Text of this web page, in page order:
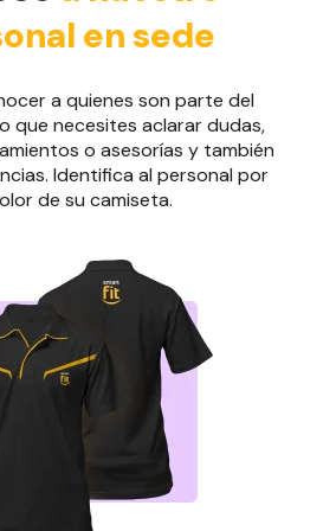
en sede
a quienes son parte del
que necesites aclarar dudas,
o asesorías y también
Identifica al personal por
de su camiseta.